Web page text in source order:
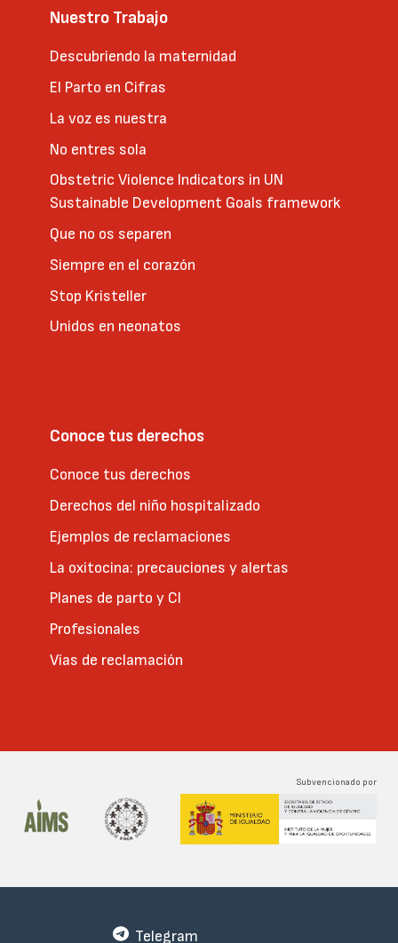
Nuestro Trabajo
Descubriendo la maternidad
El Parto en Cifras
La voz es nuestra
No entres sola
Obstetric Violence Indicators in UN
Sustainable Development Goals framework
Que no os separen
Siempre en el corazón
Stop Kristeller
Unidos en neonatos
Conoce tus derechos
Conoce tus derechos
Derechos del niño hospitalizado
Ejemplos de reclamaciones
La oxitocina: precauciones y alertas
Planes de parto y CI
Profesionales
Vías de reclamación
Subvencionado por
Telegram